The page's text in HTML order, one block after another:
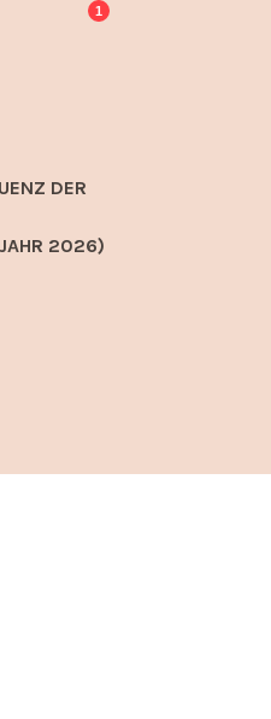
DER
2026)
1